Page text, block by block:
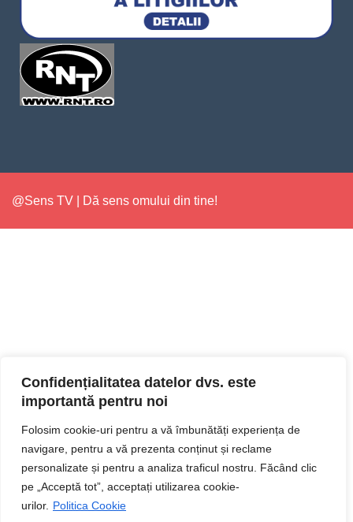
Confidențialitatea datelor dvs. este
importantă pentru noi
Folosim cookie-uri pentru a vă îmbunătăți experiența de
navigare, pentru a vă prezenta conținut și reclame
personalizate și pentru a analiza traficul nostru. Făcând clic
pe „Acceptă tot”, acceptați utilizarea cookie-
urilor. Politica Cookie
@Sens TV | Dă sens omului din tine!